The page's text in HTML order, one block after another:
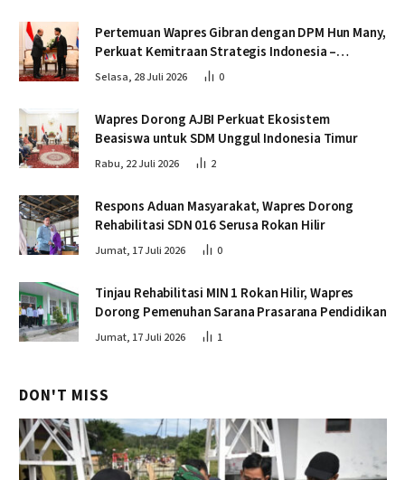
Pertemuan Wapres Gibran dengan DPM Hun Many,
Perkuat Kemitraan Strategis Indonesia –
Kamboja
Selasa, 28 Juli 2026 0
Wapres Dorong AJBI Perkuat Ekosistem
Beasiswa untuk SDM Unggul Indonesia Timur
Rabu, 22 Juli 2026 2
Respons Aduan Masyarakat, Wapres Dorong
Rehabilitasi SDN 016 Serusa Rokan Hilir
Jumat, 17 Juli 2026 0
Tinjau Rehabilitasi MIN 1 Rokan Hilir, Wapres
Dorong Pemenuhan Sarana Prasarana Pendidikan
Jumat, 17 Juli 2026 1
DON'T MISS